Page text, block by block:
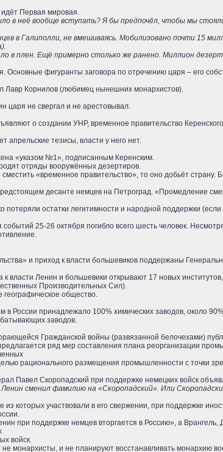
идёт Первая мировая.
в неё вообще вступать? Я бы предпочёл, чтобы мы
в Галиполли, не вмешиваясь. Мобилизовано почти 15
в плен. Ещё примерно столько же ранено. Миллион
Основные фигуранты заговора по отречению царя – его
Лавр Корнилов (любимец нынешних монархистов).
царя не свергал и не арестовывал.
о создании УНР, временное правительство
тезисы, власти у него нет.
«указом №1», подписанным Керенским.
отряды вооружённых дезертиров.
«временное правительство», то оно добьёт страну.
десанте немцев на Петроград. «Промедление
потеряли остатки легитимности и народной поддержки
событий 25-26 октября погибло всего шесть человек.
и приход к власти большевиков поддержаны
власти Ленин и большевики открывают 17 новых
Производительных Сил).
географическое общество.
России принадлежало 100% химических заводов, около
заводов.
Гражданской войны (развязанной белочехами)
ряд мер составления плана реорганизации
рационального размещения промышленности с точки
Павел Скоропадский при поддержке немецких войск
сменил фамилию на «Скоропадский». Или
из которых участвовали в его свержении, при поддержке
при поддержке немцев вторгается в Россию», а
войск.
монархисты, и не планируют восстанавливать монархию